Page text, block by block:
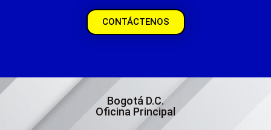
CONTÁCTENOS
Bogotá D.C.
Oficina Principal